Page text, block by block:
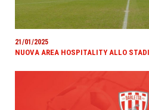
21/01/2025
NUOVA AREA HOSPITALITY ALLO